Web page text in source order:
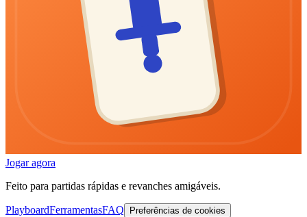
Jogar agora
Feito para partidas rápidas e revanches amigáveis.
PlayboardFerramentasFAQ Preferências de cookies